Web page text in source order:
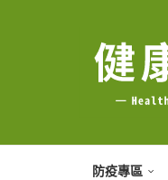
防疫專區